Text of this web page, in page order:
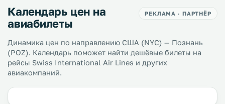
Календарь цен на
авиабилеты
РЕКЛАМА · ПАРТНЁР
Динамика цен по направлению США (NYC) — Познань
(POZ). Календарь поможет найти дешёвые билеты на
рейсы Swiss International Air Lines и других
авиакомпаний.